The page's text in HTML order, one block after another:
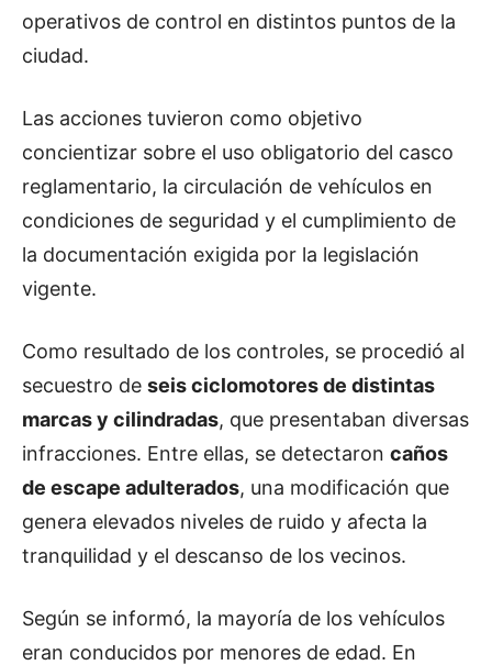
operativos de control en distintos puntos de la
ciudad.
Las acciones tuvieron como objetivo
concientizar sobre el uso obligatorio del casco
reglamentario, la circulación de vehículos en
condiciones de seguridad y el cumplimiento de
la documentación exigida por la legislación
vigente.
Como resultado de los controles, se procedió al
secuestro de seis ciclomotores de distintas
marcas y cilindradas, que presentaban diversas
infracciones. Entre ellas, se detectaron caños
de escape adulterados, una modificación que
genera elevados niveles de ruido y afecta la
tranquilidad y el descanso de los vecinos.
Según se informó, la mayoría de los vehículos
eran conducidos por menores de edad. En